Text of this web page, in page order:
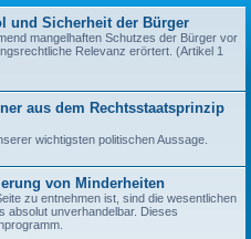
und Sicherheit der Bürger
mangelhaften Schutzes der Bürger vor
Relevanz erörtert. (Artikel 1
aus dem Rechtsstaatsprinzip
wichtigsten politischen Aussage.
von Minderheiten
zu entnehmen ist, sind die wesentlichen
absolut unverhandelbar. Dieses